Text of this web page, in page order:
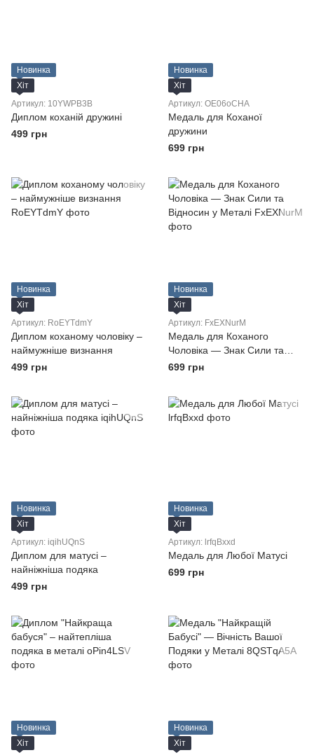
Новинка
Хіт
Артикул: 10YWPB3B
Диплом коханій дружині
499 грн
Новинка
Хіт
Артикул: OE06oCHA
Медаль для Коханої
дружини
699 грн
Новинка
Хіт
Артикул: RoEYTdmY
Диплом коханому чоловіку –
наймужніше визнання
499 грн
Новинка
Хіт
Артикул: FxEXNurM
Медаль для Коханого
Чоловіка — Знак Сили та
Відносин у Металі
699 грн
Новинка
Хіт
Артикул: iqihUQnS
Диплом для матусі –
найніжніша подяка
499 грн
Новинка
Хіт
Артикул: lrfqBxxd
Медаль для Любої Матусі
699 грн
Новинка
Хіт
Новинка
Хіт